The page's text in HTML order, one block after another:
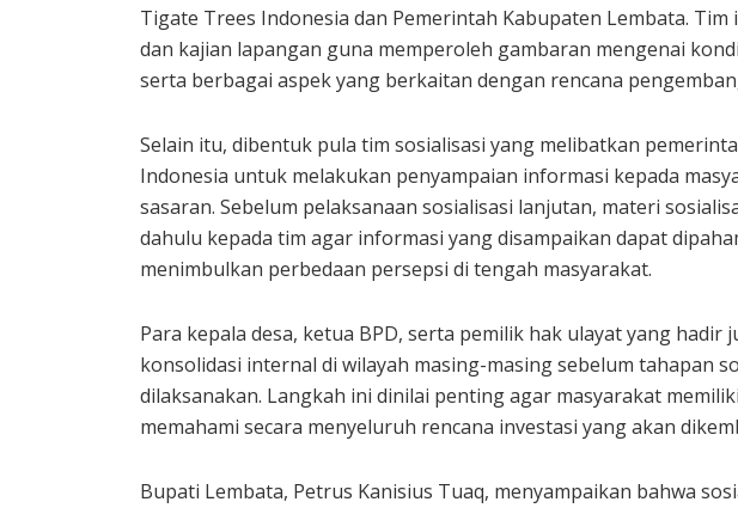
Tigate Trees Indonesia dan Pemerintah Kabupaten Lembata.
dan kajian lapangan guna memperoleh gambaran mengenai
serta berbagai aspek yang berkaitan dengan rencana
Selain itu, dibentuk pula tim sosialisasi yang melibatkan
Indonesia untuk melakukan penyampaian informasi kepada
sasaran. Sebelum pelaksanaan sosialisasi lanjutan, materi
dahulu kepada tim agar informasi yang disampaikan dapat
menimbulkan perbedaan persepsi di tengah masyarakat.
Para kepala desa, ketua BPD, serta pemilik hak ulayat yang hadir
konsolidasi internal di wilayah masing-masing sebelum tahapan
dilaksanakan. Langkah ini dinilai penting agar masyarakat
memahami secara menyeluruh rencana investasi yang akan
Bupati Lembata, Petrus Kanisius Tuaq, menyampaikan bahwa